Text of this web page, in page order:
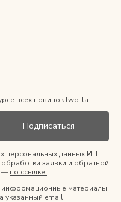
всех новинок two-ta
Подписаться
персональных данных ИП
заявки и обратной
— по ссылке.
информационные материалы
указанный email.